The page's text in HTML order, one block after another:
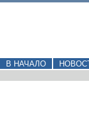
В НАЧАЛО